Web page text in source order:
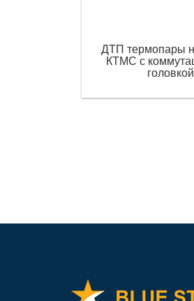
ДТП термопары
КТМС с
головкой